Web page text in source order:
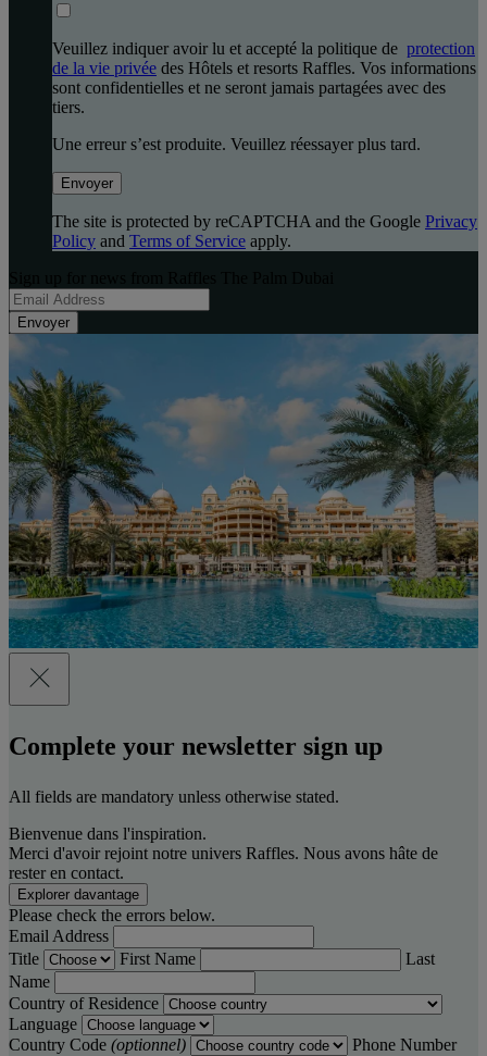
Veuillez indiquer avoir lu et accepté la politique de protection
de la vie privée des Hôtels et resorts Raffles. Vos informations
sont confidentielles et ne seront jamais partagées avec des
tiers.
Une erreur s’est produite. Veuillez réessayer plus tard.
Envoyer
The site is protected by reCAPTCHA and the Google Privacy
Policy and Terms of Service apply.
Envoyer
Complete your newsletter sign up
All fields are mandatory unless otherwise stated.
Bienvenue dans l'inspiration.
Merci d'avoir rejoint notre univers Raffles. Nous avons hâte de
rester en contact.
Explorer davantage
Please check the errors below.
Email Address
Title
First Name
Last
Name
Country of Residence
Language
Country Code (optionnel)
Phone Number